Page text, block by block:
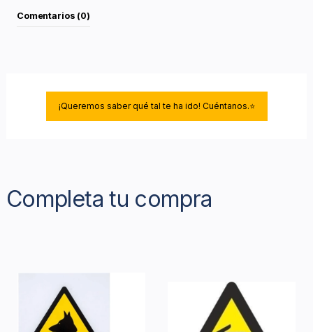
Comentarios (0)
¡Queremos saber qué tal te ha ido! Cuéntanos.⭐
Completa tu compra